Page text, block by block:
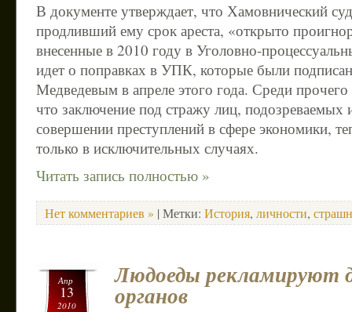
В документе утверждает, что Хамовнический
продливший ему срок ареста, «открыто
внесенные в 2010 году в Уголовно-
идет о поправках в УПК, которые были
Медведевым в апреле этого года. Среди
что заключение под стражу лиц,
совершении преступлений в сфере экономики,
только в исключительных случаях.
Читать запись полностью »
Нет комментариев » | Метки: История, личности,
Апр
13
2010
Людоеды рекламируют
органов